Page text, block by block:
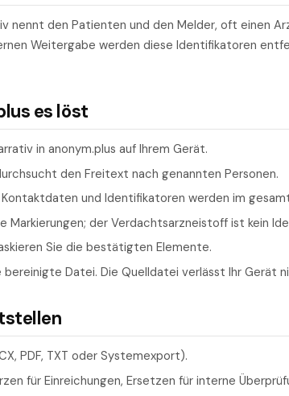
nennt den Patienten und den Melder, oft einen
Weitergabe werden diese Identifikatoren
es löst
in anonym.plus auf Ihrem Gerät.
den Freitext nach genannten Personen.
und Identifikatoren werden im
Markierungen; der Verdachtsarzneistoff ist kein
Sie die bestätigten Elemente.
bereinigte Datei. Die Quelldatei verlässt Ihr Gerät
PDF, TXT oder Systemexport).
für Einreichungen, Ersetzen für interne